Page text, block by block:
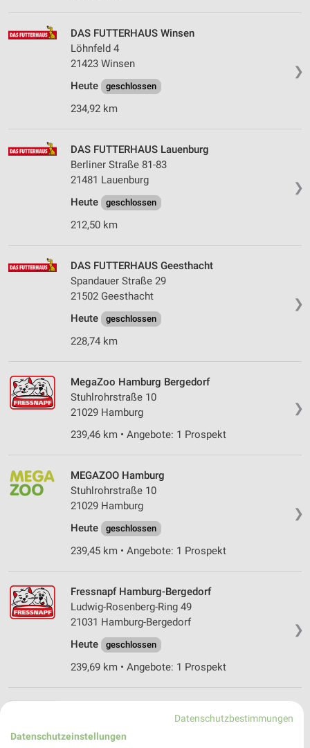
❯
DAS FUTTERHAUS Winsen
Löhnfeld 4
21423 Winsen
Heute
geschlossen
234,92 km
❯
DAS FUTTERHAUS Lauenburg
Berliner Straße 81-83
21481 Lauenburg
Heute
geschlossen
212,50 km
❯
DAS FUTTERHAUS Geesthacht
Spandauer Straße 29
21502 Geesthacht
Heute
geschlossen
228,74 km
❯
MegaZoo Hamburg Bergedorf
Stuhlrohrstraße 10
21029 Hamburg
239,46 km • Angebote: 1 Prospekt
❯
MEGAZOO Hamburg
Stuhlrohrstraße 10
21029 Hamburg
Heute
geschlossen
239,45 km • Angebote: 1 Prospekt
❯
Fressnapf Hamburg-Bergedorf
Ludwig-Rosenberg-Ring 49
21031 Hamburg-Bergedorf
Heute
geschlossen
239,69 km • Angebote: 1 Prospekt
21218 Seevetal
Datenschutzbestimmungen
Datenschutzeinstellungen